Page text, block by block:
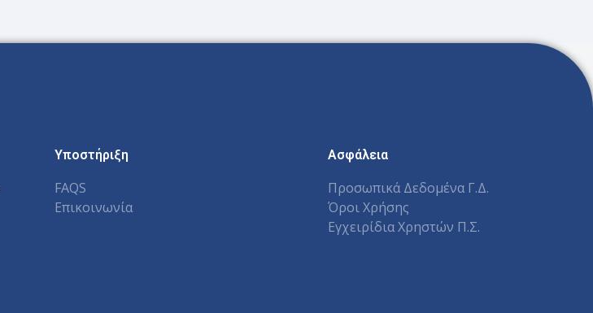
Υποστήριξη
FAQS
Επικοινωνία
Ασφάλεια
Προσωπικά Δεδομένα Γ.Δ.
Όροι Χρήσης
Εγχειρίδια Χρηστών Π.Σ.